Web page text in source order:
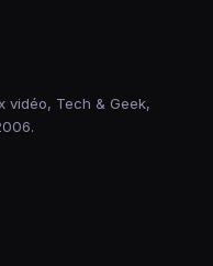
vidéo, Tech & Geek,